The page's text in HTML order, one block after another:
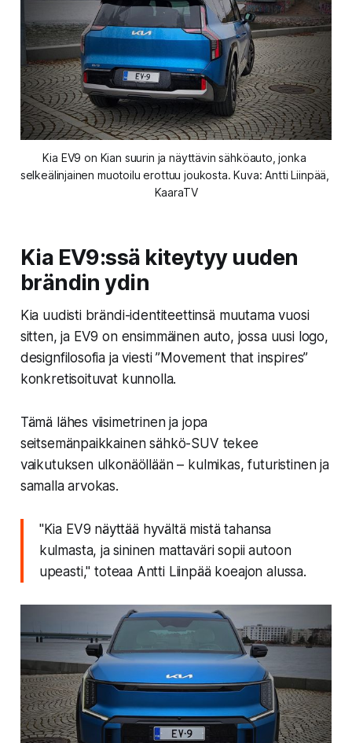
Kia EV9 on Kian suurin ja näyttävin sähköauto, jonka
selkeälinjainen muotoilu erottuu joukosta. Kuva: Antti Liinpää,
KaaraTV
Kia EV9:ssä kiteytyy uuden
brändin ydin
Kia uudisti brändi-identiteettinsä muutama vuosi
sitten, ja EV9 on ensimmäinen auto, jossa uusi logo,
designfilosofia ja viesti ”Movement that inspires”
konkretisoituvat kunnolla.
Tämä lähes viisimetrinen ja jopa
seitsemänpaikkainen sähkö-SUV tekee
vaikutuksen ulkonäöllään – kulmikas, futuristinen ja
samalla arvokas.
"Kia EV9 näyttää hyvältä mistä tahansa
kulmasta, ja sininen mattaväri sopii autoon
upeasti," toteaa Antti Liinpää koeajon alussa.